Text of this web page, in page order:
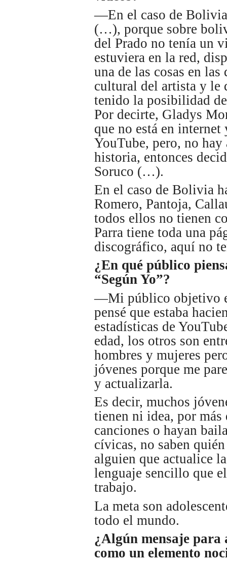
—En el caso de
(…), porque sobre
del Prado no tenía un
estuviera en la red,
una de las cosas en
cultural del artista y le
tenido la posibilidad
Por decirte, Gladys
que no está en
YouTube, pero, no
historia, entonces
Soruco (…).
En el caso de Bolivia
Romero, Pantoja,
todos ellos no tienen
Parra tiene toda una
discográfico, aquí no
¿En qué público
“Según Yo”?
—Mi público objetivo
pensé que estaba
estadísticas de
edad, los otros son
hombres y mujeres
jóvenes porque me
y actualizarla.
Es decir, muchos
tienen ni idea, por más
canciones o hayan
cívicas, no saben
alguien que actualice
lenguaje sencillo que
trabajo.
La meta son
todo el mundo.
¿Algún mensaje para
como un elemento